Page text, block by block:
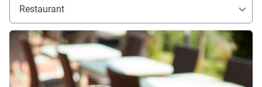
Restaurant
Meer informatie